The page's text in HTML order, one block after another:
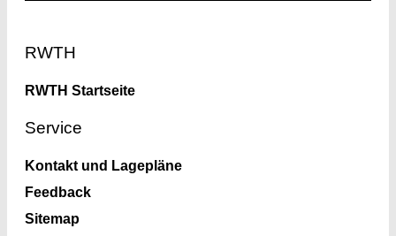
RWTH
RWTH Startseite
Service
Kontakt und Lagepläne
Feedback
Sitemap